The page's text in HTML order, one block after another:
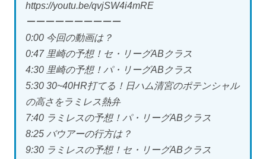
https://youtu.be/qvjSW4i4mRE
ーーーーーーーーーー
0:00 今回の動画は？
0:47 里崎の予想！セ・リーグABクラス
4:30 里崎の予想！パ・リーグABクラス
5:30 30~40HR打てる！日ハム清宮のポテンシャル
の高さをラミレス熱弁
7:40 ラミレスの予想！パ・リーグABクラス
8:25 バウアーの行方は？
9:30 ラミレスの予想！セ・リーグABクラス